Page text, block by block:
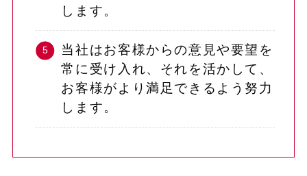
します。
当社はお客様からの意見や要望を
常に受け入れ、それを活かして、
お客様がより満足できるよう努力
します。